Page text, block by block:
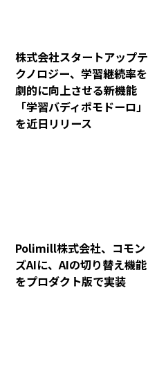
株式会社スタートアップテ
クノロジー、学習継続率を
劇的に向上させる新機能
「学習バディポモドーロ」
を近日リリース
Polimill株式会社、コモン
ズAIに、AIの切り替え機能
をプロダクト版で実装